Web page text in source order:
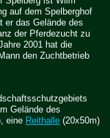
auf dem Spelberghof
er das Gelände des
der Pferdezucht zu
2001 hat die
den Zuchtbetrieb
Gelände des
eine Reithalle (20x50m)